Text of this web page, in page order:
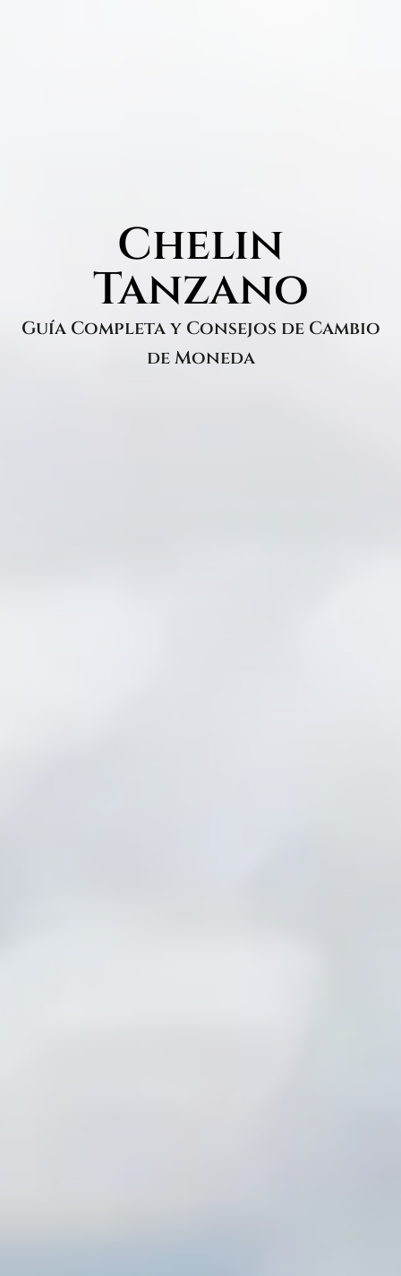
Chelin
Tanzano
Guía Completa y Consejos de Cambio
de Moneda